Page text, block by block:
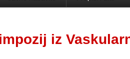
iz